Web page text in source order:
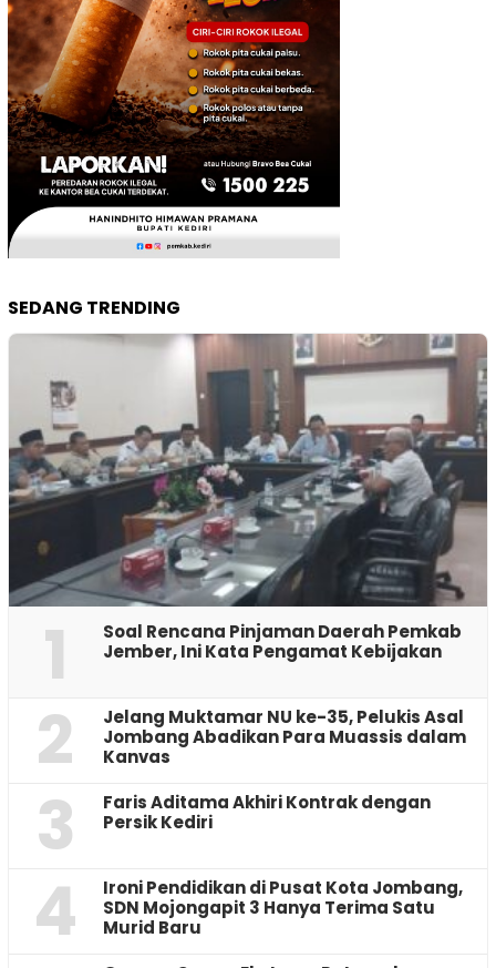
SEDANG TRENDING
1
‎Soal Rencana Pinjaman Daerah Pemkab
Jember, Ini Kata Pengamat Kebijakan ‎
2
Jelang Muktamar NU ke-35, Pelukis Asal
Jombang Abadikan Para Muassis dalam
Kanvas
3
Faris Aditama Akhiri Kontrak dengan
Persik Kediri
4
Ironi Pendidikan di Pusat Kota Jombang,
SDN Mojongapit 3 Hanya Terima Satu
Murid Baru